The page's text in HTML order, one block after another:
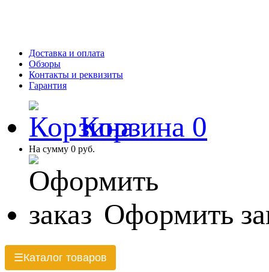
Доставка и оплата
Обзоры
Контакты и реквизиты
Гарантия
Корзина 0
На сумму 0 руб.
Оформить
☰Каталог товаров